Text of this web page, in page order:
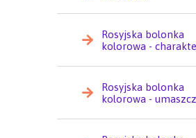
Rosyjska bolonka
kolorowa -
Rosyjska bolonka
kolorowa -